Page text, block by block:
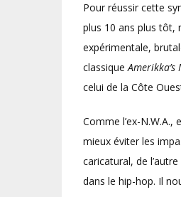
Pour réussir cette
plus 10 ans plus tôt,
expérimentale,
classique
celui de la Côte
Comme l’ex-
mieux éviter les
caricatural, de
dans le hip-hop. Il